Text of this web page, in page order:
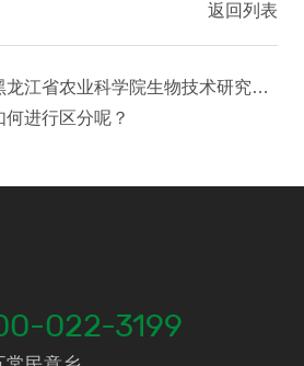
返回列表
金禾现代农业与黑龙江省农业科学院生物技术研究所合作品种松粳18上市
进行区分呢？
022-3199